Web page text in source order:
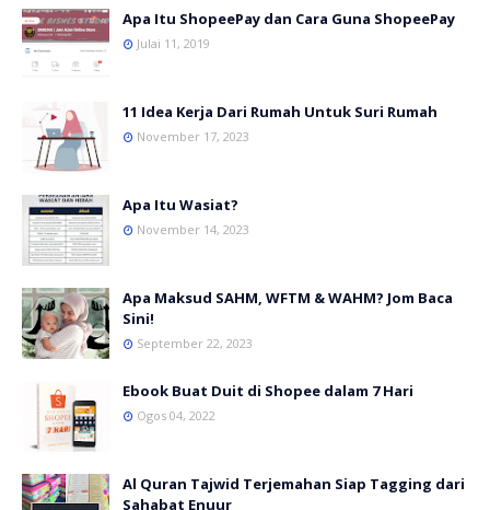
Apa Itu ShopeePay dan Cara Guna ShopeePay
Julai 11, 2019
11 Idea Kerja Dari Rumah Untuk Suri Rumah
November 17, 2023
Apa Itu Wasiat?
November 14, 2023
Apa Maksud SAHM, WFTM & WAHM? Jom Baca
Sini!
September 22, 2023
Ebook Buat Duit di Shopee dalam 7 Hari
Ogos 04, 2022
Al Quran Tajwid Terjemahan Siap Tagging dari
Sahabat Enuur